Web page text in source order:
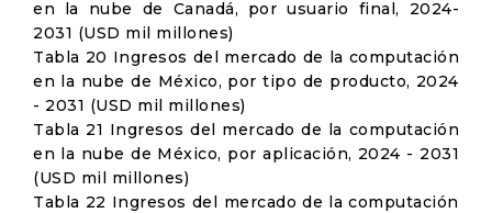
en la nube de Canadá, por usuario final, 2024-
2031 (USD mil millones)
Tabla 20 Ingresos del mercado de la computación
en la nube de México, por tipo de producto, 2024
- 2031 (USD mil millones)
Tabla 21 Ingresos del mercado de la computación
en la nube de México, por aplicación, 2024 - 2031
(USD mil millones)
Tabla 22 Ingresos del mercado de la computación